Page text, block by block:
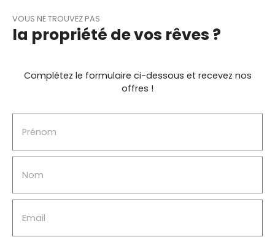
VOUS NE TROUVEZ PAS
la propriété de vos rêves ?
Complétez le formulaire ci-dessous et recevez nos
offres !
Prénom
Nom
Email